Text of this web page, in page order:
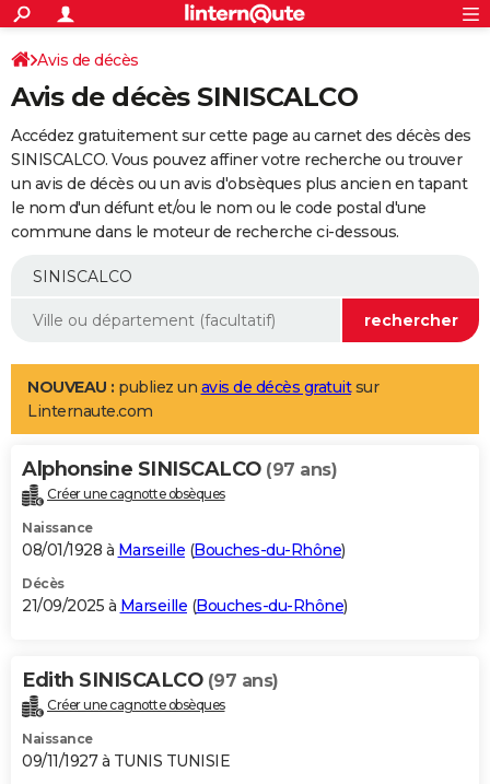
ACTUALITÉS
Politique
Société
Faits Divers
Education
Monde
Villes
+
SPORT
Coupe du monde 2026
Football
Tennis
Cyclisme
Rugby
Forum
Programme TV
TNT
Streaming
Cinéma
Sorties cinéma
Musique
+
FINANCE
Impôts
Immobilier
Risques naturels par ville
Banque
Assurance
Crédit
AUTO
Essais
Réserver un essai
Citadines
Berlines
SUV
Forum auto
+
Mobiles
Meilleur smartphone
Internet
Ordinateurs
Jeux vidéo
Guide high-tech
Aménagement intérieur
LIFESTYLE
Art de vivre
Bien-être
Loisirs
Mode
Modes de vie
Alimentation
Guide de la santé
Maladies
Médicaments
Sommeil
VOYAGE
Destinations
City break
Voyage nature
Voyage de noces
Forum
Climat
+PHOTO
GUIDES D'ACHAT
BONS PLANS
Carte de Noël
Carte Bonne année
Carte Saint-Valentin
Carte Pâques
Carte d'anniversaire
DICTIONNAIRE
Dictionnaire
Biographies
Citations
Expressions
Proverbes
PROGRAMME TV
Avis de décès
Avis de décès SINISCALCO
Accédez gratuitement sur cette page au carnet des décès des
SINISCALCO. Vous pouvez affiner votre recherche ou trouver
un avis de décès ou un avis d'obsèques plus ancien en tapant
le nom d'un défunt et/ou le nom ou le code postal d'une
commune dans le moteur de recherche ci-dessous.
NOUVEAU : publiez un avis de décès gratuitsur
Linternaute.com
Alphonsine SINISCALCO (97 ans)
Créer une cagnotte obsèques
Naissance
08/01/1928 à Marseille (Bouches-du-Rhône)
Décès
21/09/2025 à Marseille (Bouches-du-Rhône)
Edith SINISCALCO (97 ans)
Créer une cagnotte obsèques
Naissance
09/11/1927 à TUNIS TUNISIE